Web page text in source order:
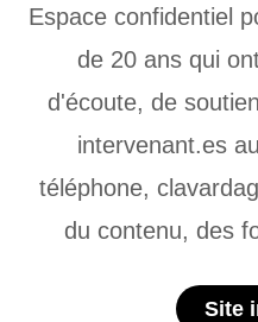
Espace confidentiel
de 20 ans qui
d'écoute, de
intervenant.es
téléphone,
du contenu, des
Site